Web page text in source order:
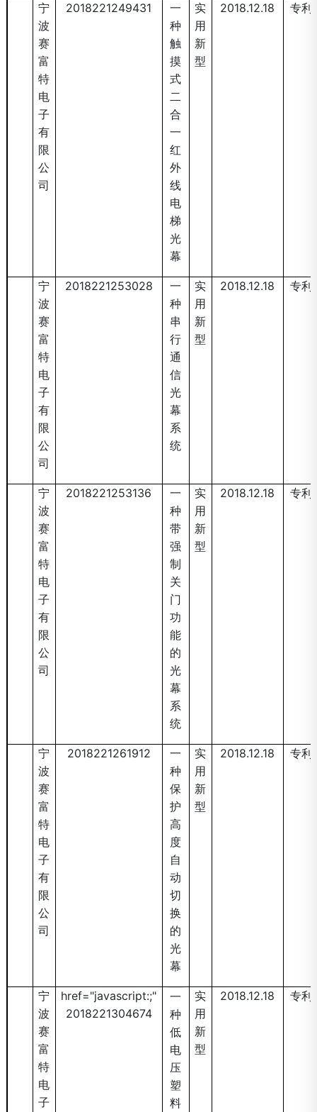
宁
波
赛
富
特
电
子
有
限
公
司
2018221249431
一
种
触
摸
式
二
合
一
红
外
线
电
梯
光
幕
实
用
新
型
2018.12.18 专利
宁
波
赛
富
特
电
子
有
限
公
司
2018221253028
一
种
串
行
通
信
光
幕
系
统
实
用
新
型
2018.12.18 专利
宁
波
赛
富
特
电
子
有
限
公
司
2018221253136
一
种
带
强
制
关
门
功
能
的
光
幕
系
统
实
用
新
型
2018.12.18 专利
宁
波
赛
富
特
电
子
有
限
公
司
2018221261912
一
种
保
护
高
度
自
动
切
换
的
光
幕
实
用
新
型
2018.12.18 专利
宁
波
赛
富
特
电
子
href="javascript:;"
2018221304674
一
种
低
电
压
塑
料
实
用
新
型
2018.12.18 专利